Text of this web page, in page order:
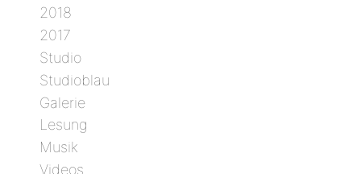
2018
2017
Studio
Studioblau
Galerie
Lesung
Musik
Videos